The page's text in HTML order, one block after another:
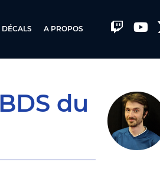
DÉCALS A PROPOS
du